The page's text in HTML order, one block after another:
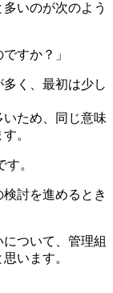
いのが次のよう
すか？」
く、最初は少し
ため、同じ意味
。
す。
討を進めるとき
ついて、管理組
います。